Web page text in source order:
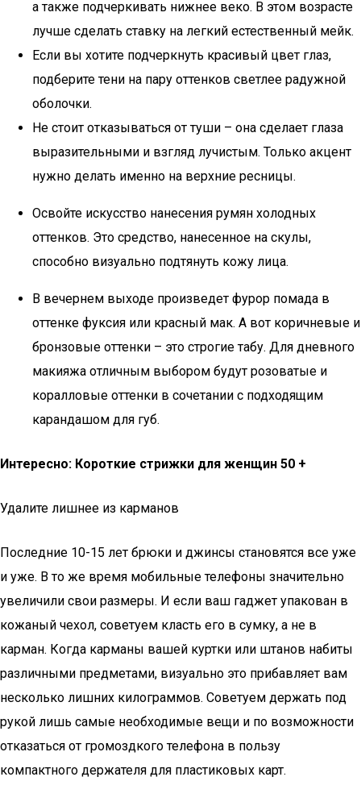
а также подчеркивать нижнее веко. В этом возрасте
лучше сделать ставку на легкий естественный мейк.
Если вы хотите подчеркнуть красивый цвет глаз,
подберите тени на пару оттенков светлее радужной
оболочки.
Не стоит отказываться от туши – она сделает глаза
выразительными и взгляд лучистым. Только акцент
нужно делать именно на верхние ресницы.
Освойте искусство нанесения румян холодных
оттенков. Это средство, нанесенное на скулы,
способно визуально подтянуть кожу лица.
В вечернем выходе произведет фурор помада в
оттенке фуксия или красный мак. А вот коричневые и
бронзовые оттенки – это строгие табу. Для дневного
макияжа отличным выбором будут розоватые и
коралловые оттенки в сочетании с подходящим
карандашом для губ.
Интересно: Короткие стрижки для женщин 50 +
Удалите лишнее из карманов
Последние 10-15 лет брюки и джинсы становятся все уже
и уже. В то же время мобильные телефоны значительно
увеличили свои размеры. И если ваш гаджет упакован в
кожаный чехол, советуем класть его в сумку, а не в
карман. Когда карманы вашей куртки или штанов набиты
различными предметами, визуально это прибавляет вам
несколько лишних килограммов. Советуем держать под
рукой лишь самые необходимые вещи и по возможности
отказаться от громоздкого телефона в пользу
компактного держателя для пластиковых карт.